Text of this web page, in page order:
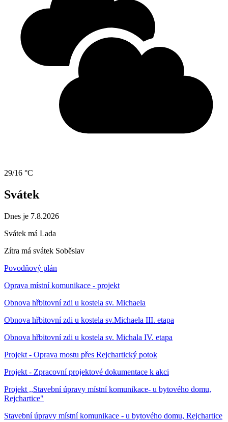
29/16 °C
Svátek
Dnes je 7.8.2026
Svátek má Lada
Zítra má svátek Soběslav
Povodňový plán
Oprava místní komunikace - projekt
Obnova hřbitovní zdi u kostela sv. Michaela
Obnova hřbitovní zdi u kostela sv.Michaela III. etapa
Obnova hřbitovní zdi u kostela sv. Michala IV. etapa
Projekt - Oprava mostu přes Rejchartický potok
Projekt - Zpracovní projektové dokumentace k akci
Projekt ,,Stavební úpravy místní komunikace- u bytového domu,
Rejchartice"
Stavební úpravy místní komunikace - u bytového domu, Rejchartice